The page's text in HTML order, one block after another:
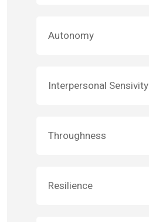
Autonomy
Interpersonal Sensivity
Throughness
Resilience